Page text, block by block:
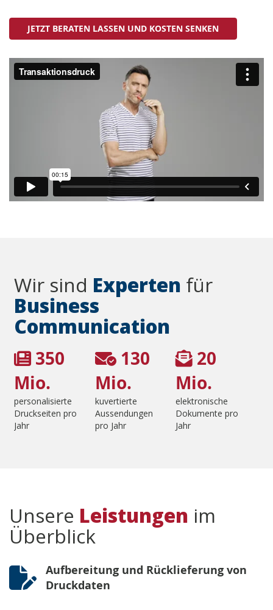
JETZT BERATEN LASSEN UND KOSTEN SENKEN
Wir sind Experten für
Business
Communication
350
Mio.
personalisierte
Druckseiten pro
Jahr
130
Mio.
kuvertierte
Aussendungen
pro Jahr
20
Mio.
elektronische
Dokumente pro
Jahr
Unsere Leistungen im
Überblick
Aufbereitung und Rücklieferung von
Druckdaten